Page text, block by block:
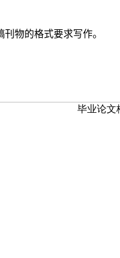
物的格式要求写作。